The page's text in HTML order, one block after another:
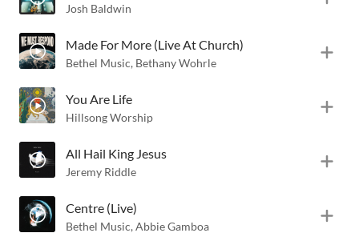
Josh Baldwin
Made For More (Live At Church)
Bethel Music, Bethany Wohrle
You Are Life
Hillsong Worship
All Hail King Jesus
Jeremy Riddle
Centre (Live)
Bethel Music, Abbie Gamboa